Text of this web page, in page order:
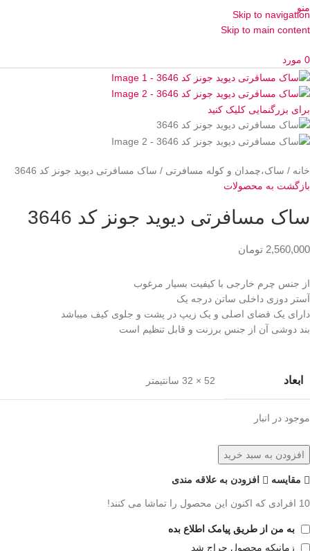
Skip to navigation
Skip to main content
منو
0 مورد
برای بزرگنمایی کلیک کنید
خانه ساک،چمدان و کوله مسافرتی
ساک مسافرتی دیوید جونز کد 3646
بازگشت به محصولات
ساک مسافرتی دیوید جونز کد 3646
2,560,000 تومان
از جنس چرم خارجی با کیفیت بسیار مرغوب
آستر دوزی داخلی ساتن درجه یک
دارای یک فضای اصلی و یک زیپ در پشت و جلوی کیف میباشد
بند دوشی آن از جنس برزنت و قابل تنظیم است
ابعاد 52 × 32 سانتیمتر
موجود در انبار
افزودن به سبد خرید
مقايسه افزودن به علاقه مندی
10 افرادی که اکنون این محصول را تماشا می کنند!
به من از طریق پیامک اطلاع بده
زمانیکه محصول حراج شد